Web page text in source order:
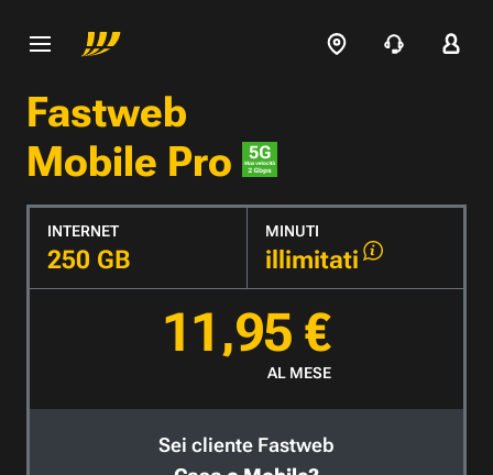
Fastweb
Mobile Pro
INTERNET
250 GB
MINUTI
illimitati
11,95 €
AL MESE
Sei cliente Fastweb